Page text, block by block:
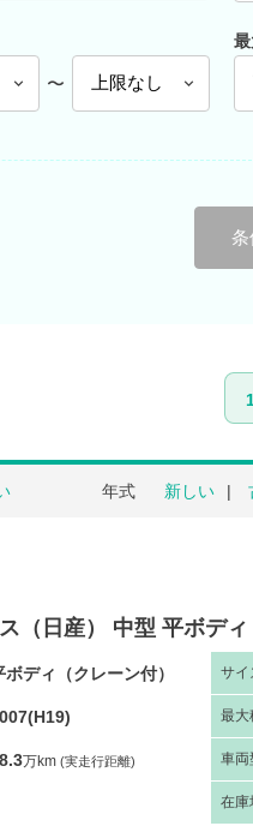
〜
条
年式 新しい
（日産） 中型 平ボデ
ボディ（クレーン付） サイ
最大
万km (実走行距離) 車両
在庫